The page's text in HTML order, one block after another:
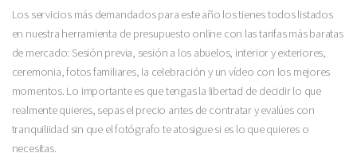
Los servicios más demandados para este año los tienes todos listados
en nuestra herramienta de presupuesto online con las tarifas más baratas
de mercado: Sesión previa, sesión a los abuelos, interior y exteriores,
ceremonia, fotos familiares, la celebración y un vídeo con los mejores
momentos. Lo importante es que tengas la libertad de decidir lo que
realmente quieres, sepas el precio antes de contratar y evalúes con
tranquiliidad sin que el fotógrafo te atosigue si es lo que quieres o
necesitas.